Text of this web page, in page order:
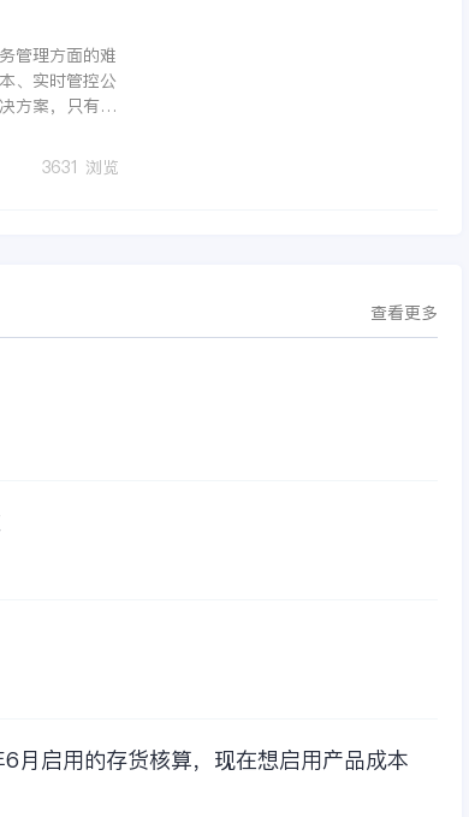
管理方面的难
、实时管控公
方案，只有解
3631 浏览
查看更多
月启用的存货核算，现在想启用产品成本